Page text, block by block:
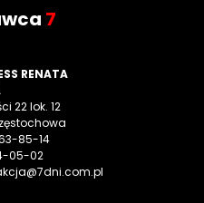
7
RENATA
22 lok. 12
85-14
05-02